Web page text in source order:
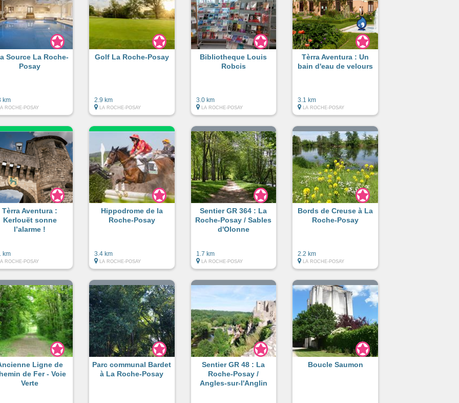
Source La Roche-
Posay
km
ROCHE-POSAY
Golf La Roche-Posay
2.9 km
LA ROCHE-POSAY
Bibliotheque Louis
Robcis
3.0 km
LA ROCHE-POSAY
Tèrra Aventura : Un
bain d'eau de velours
3.1 km
LA ROCHE-POSAY
Tèrra Aventura :
Kerlouët sonne
l’alarme !
km
ROCHE-POSAY
Hippodrome de la
Roche-Posay
3.4 km
LA ROCHE-POSAY
Sentier GR 364 : La
Roche-Posay / Sables
d'Olonne
1.7 km
LA ROCHE-POSAY
Bords de Creuse à La
Roche-Posay
2.2 km
LA ROCHE-POSAY
Ligne de
de Fer - Voie
Verte
Parc communal Bardet
à La Roche-Posay
Sentier GR 48 : La
Roche-Posay /
Angles-sur-l'Anglin
Boucle Saumon